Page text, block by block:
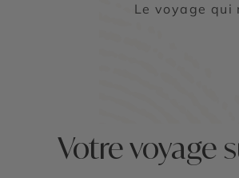
Le voyage qui
Votre voyage